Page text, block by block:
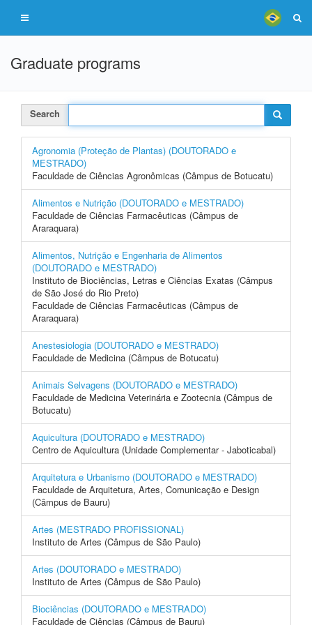
Graduate programs
Search
Agronomia (Proteção de Plantas) (DOUTORADO e
MESTRADO)
Faculdade de Ciências Agronômicas (Câmpus de Botucatu)
Alimentos e Nutrição (DOUTORADO e MESTRADO)
Faculdade de Ciências Farmacêuticas (Câmpus de
Araraquara)
Alimentos, Nutrição e Engenharia de Alimentos
(DOUTORADO e MESTRADO)
Instituto de Biociências, Letras e Ciências Exatas (Câmpus
de São José do Rio Preto)
Faculdade de Ciências Farmacêuticas (Câmpus de
Araraquara)
Anestesiologia (DOUTORADO e MESTRADO)
Faculdade de Medicina (Câmpus de Botucatu)
Animais Selvagens (DOUTORADO e MESTRADO)
Faculdade de Medicina Veterinária e Zootecnia (Câmpus de
Botucatu)
Aquicultura (DOUTORADO e MESTRADO)
Centro de Aquicultura (Unidade Complementar - Jaboticabal)
Arquitetura e Urbanismo (DOUTORADO e MESTRADO)
Faculdade de Arquitetura, Artes, Comunicação e Design
(Câmpus de Bauru)
Artes (MESTRADO PROFISSIONAL)
Instituto de Artes (Câmpus de São Paulo)
Artes (DOUTORADO e MESTRADO)
Instituto de Artes (Câmpus de São Paulo)
Biociências (DOUTORADO e MESTRADO)
Faculdade de Ciências (Câmpus de Bauru)